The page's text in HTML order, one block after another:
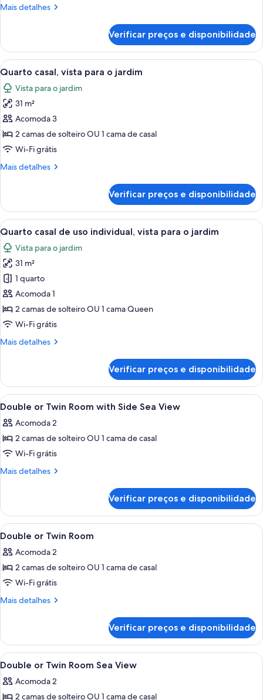
Adults
Children)
Mais detalhes
Mais
superior
(2
Adults
2
Children)
Verificar preços e disponibilidade
Carrega
todas
as
fotos
de
Quarto
casal,
para
Quarto de hotel com uma cama
6
Quarto casal, vista para o jardim
Vista para o jardim
31 m²
Acomoda 3
2 camas de solteiro OU 1 cama de casal
Wi-Fi grátis
Mais detalhes
Mais
casal,
vista
para
jardim
Verificar preços e disponibilidade
Carrega
todas
as
fotos
de
Quarto
casal
de
individual,
o
jardim
Quarto de hotel com uma cama
6
Quarto casal de uso individual, vista para o jardim
Vista para o jardim
31 m²
1 quarto
Acomoda 1
2 camas de solteiro OU 1 cama Queen
Wi-Fi grátis
Mais detalhes
Mais
casal
de
uso
vista
para
jardim
Verificar preços e disponibilidade
Carrega
todas
as
fotos
de
Double
Room
with
Side
Sea
View
Área de piscina do resort com um
2
Double or Twin Room with Side Sea View
Acomoda 2
2 camas de solteiro OU 1 cama de casal
Wi-Fi grátis
Mais detalhes
Mais
or
Twin
Room
Side
Sea
Verificar preços e disponibilidade
Carrega
todas
as
fotos
de
Double
Room
Área de piscina do resort com um
2
Double or Twin Room
Acomoda 2
2 camas de solteiro OU 1 cama de casal
Wi-Fi grátis
Mais detalhes
Mais
or
Twin
Room
Verificar preços e disponibilidade
Carrega
todas
as
Área de piscina do resort com um
2
Double or Twin Room Sea View
Acomoda 2
2 camas de solteiro OU 1 cama de casal